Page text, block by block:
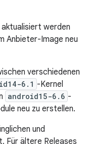
werden
Anbieter-Image neu
verschiedenen
6.1 -Kernel
android15-6.6 -
neu zu erstellen.
und
Für ältere Releases